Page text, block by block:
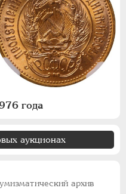
года
аукционах
архив